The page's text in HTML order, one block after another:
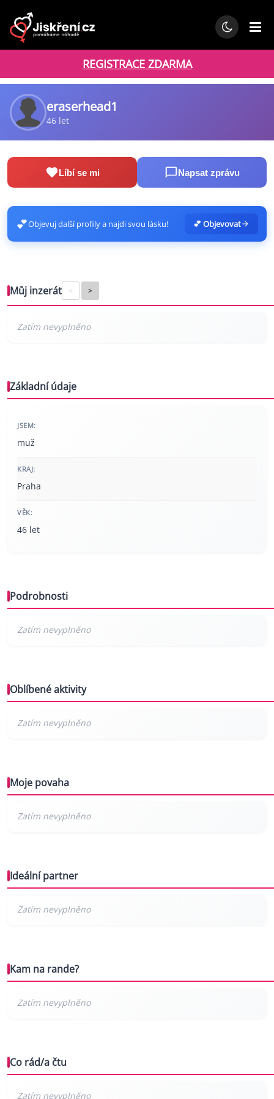
REGISTRACE ZDARMA
eraserhead1
46 let
Líbí se mi Napsat zprávu
💕Objevuj další profily a najdi svou lásku! 💕 Objevovat
Můj inzerát < >
Základní údaje
JSEM:
muž
KRAJ:
Praha
VĚK:
46 let
Podrobnosti
Oblíbené aktivity
Moje povaha
Ideální partner
Kam na rande?
Co rád/a čtu